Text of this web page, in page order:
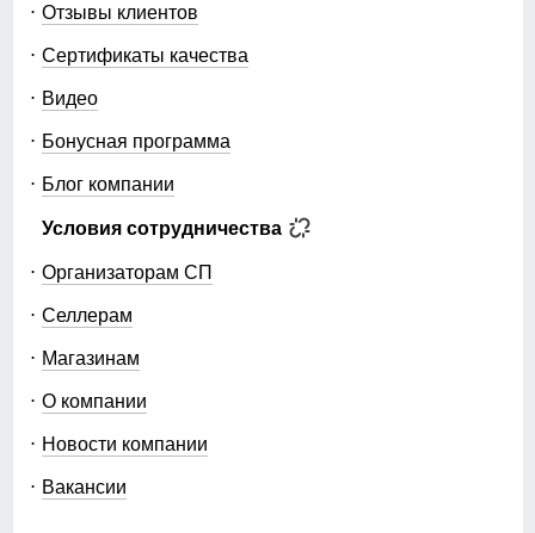
Отзывы клиентов
Сертификаты качества
Видео
Бонусная программа
Блог компании
Условия сотрудничества
Организаторам СП
Селлерам
Магазинам
О компании
Новости компании
Вакансии